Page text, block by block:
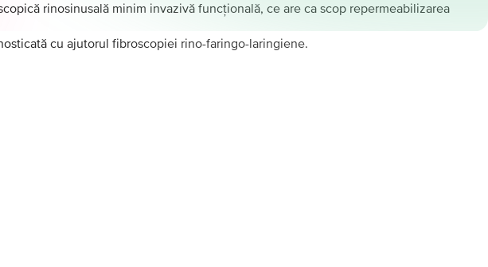
rinosinusală minim invazivă funcţională, ce are ca scop repermeabilizarea
cu ajutorul fibroscopiei rino-faringo-laringiene.